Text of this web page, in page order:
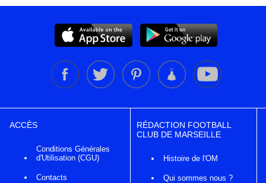
ACCÈS
Conditions Générales
d'Utilisation (CGU)
Contacts
RÉDACTION FOOTBALL
CLUB DE MARSEILLE
Histoire de l'OM
Qui sommes nous ?